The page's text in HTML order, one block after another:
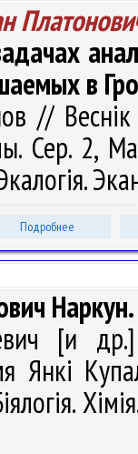
в
// Веснік
Сер. 2,
Экалогія.
Подробнее
[и др.]
Янкі